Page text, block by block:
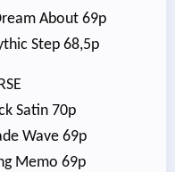
About 69p
Step 68,5p
Satin 70p
Wave 69p
Memo 69p